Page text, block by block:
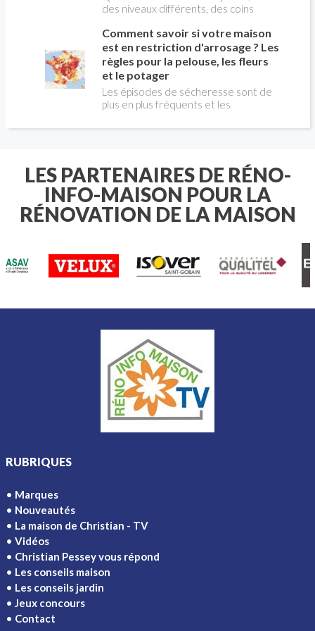
des niveaux différents, des coins
commun : découvrez comment poser
une clôture en PVC qui s'ajuste
parfaitement à votre espace. Nos
astuces vous aideront à garder un
rendu uniforme, résistant et
esthétique, sans que cela n'affecte la
beauté de votre extérieur.
Comment savoir si votre maison
est en restriction d'arrosage ? Les
règles pour la pelouse, les fleurs
et le potager
Les épisodes de sécheresse sont de
plus en plus fréquents et les
désormais de nombreuses communes
de fleurs ou votre potager , il est
essentiel de connaître les règles
applicables à votre domicile.
LES PARTENAIRES DE RÉNO-
INFO-MAISON POUR LA
RÉNOVATION DE LA MAISON
RUBRIQUES
Marques
Nouveautés
La maison de Christian - TV
Vidéos
Christian Pessey vous répond
Les conseils maison
Les conseils jardin
Jeux concours
Contact